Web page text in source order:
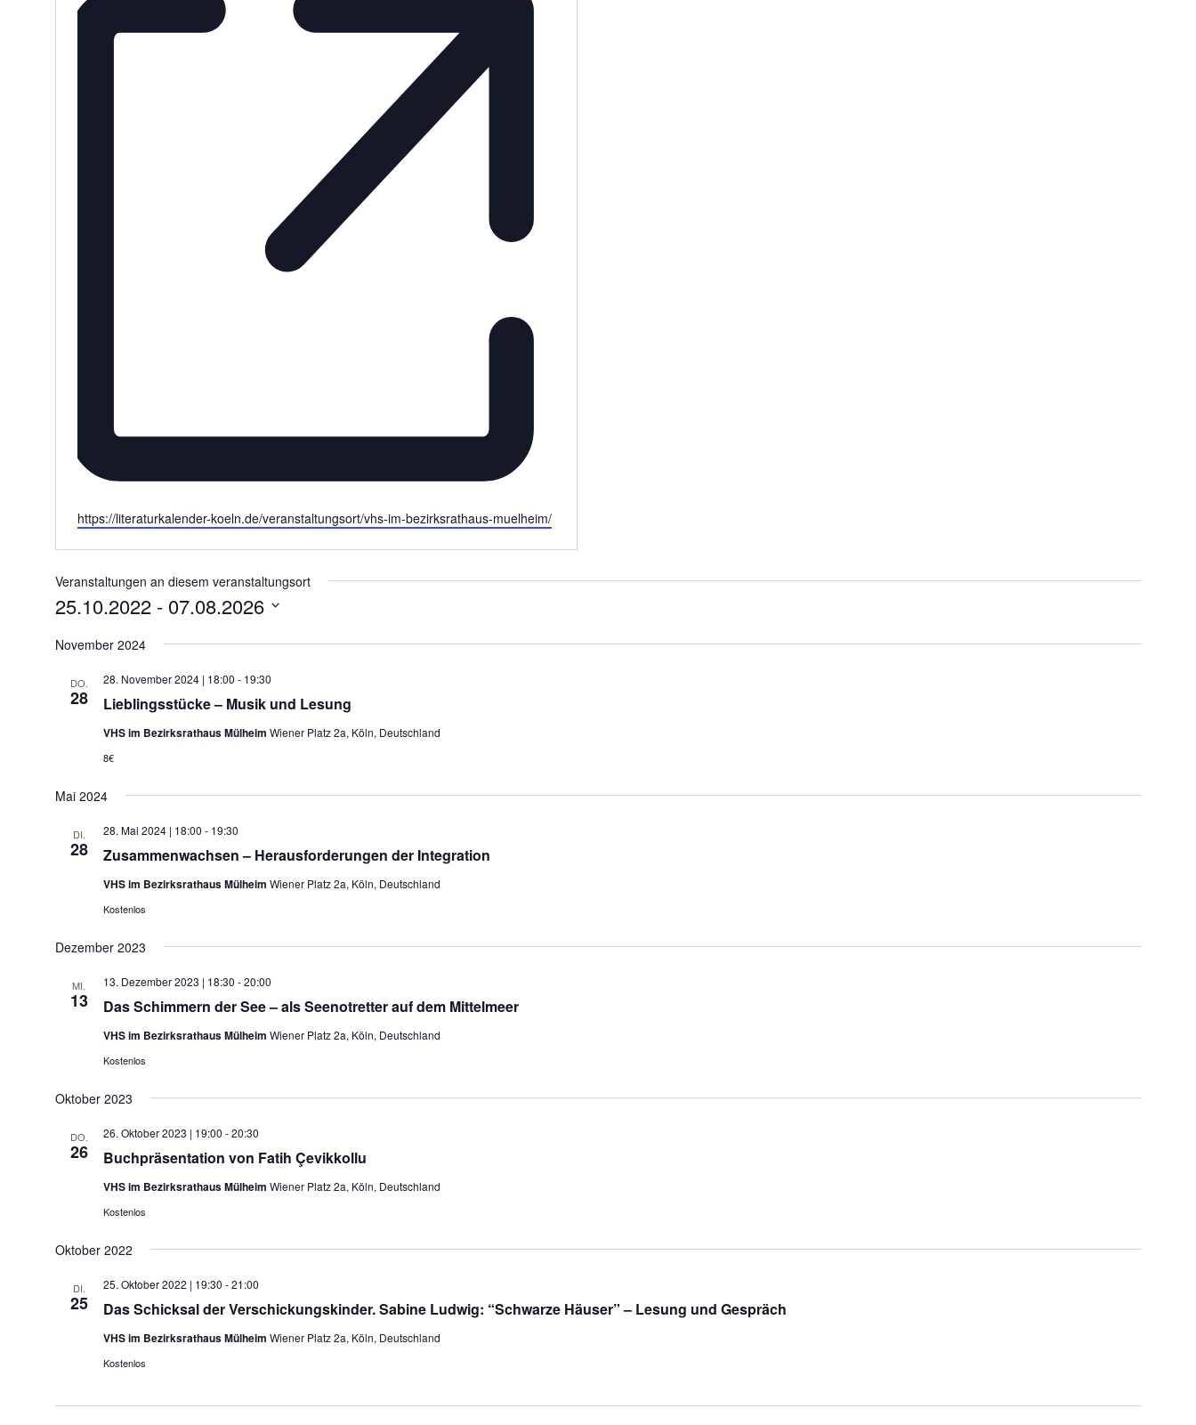
Webseite
https://literaturkalender-koeln.de/veranstaltungsort/vhs-im-bezirksrathaus-muelheim/
Veranstaltungen an diesem veranstaltungsort
25.10.2022 - 07.08.2026
wählen.
November 2024
DO.
28 Lieblingsstücke – Musik und Lesung
28. November 2024 | 18:00 - 19:30
VHS im Bezirksrathaus Mülheim Wiener Platz 2a, Köln, Deutschland
8€
Mai 2024
DI.
28 Zusammenwachsen – Herausforderungen der Integration
28. Mai 2024 | 18:00 - 19:30
VHS im Bezirksrathaus Mülheim Wiener Platz 2a, Köln, Deutschland
Kostenlos
Dezember 2023
MI.
13 Das Schimmern der See – als Seenotretter auf dem Mittelmeer
13. Dezember 2023 | 18:30 -20:00
VHS im Bezirksrathaus Mülheim Wiener Platz 2a, Köln, Deutschland
Kostenlos
Oktober 2023
DO.
26 Buchpräsentation von Fatih Çevikkollu
26. Oktober 2023 | 19:00 -20:30
VHS im Bezirksrathaus Mülheim Wiener Platz 2a, Köln, Deutschland
Kostenlos
Oktober 2022
DI.
25 Das Schicksal der Verschickungskinder. Sabine Ludwig: “Schwarze Häuser” – Lesung und Gespräch
25. Oktober 2022 | 19:30 -21:00
VHS im Bezirksrathaus Mülheim Wiener Platz 2a, Köln, Deutschland
Kostenlos